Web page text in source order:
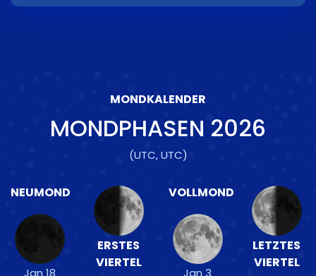
MONDKALENDER
MONDPHASEN 2026
(UTC, UTC)
NEUMOND
Jan 18
ERSTES
VIERTEL
VOLLMOND
Jan 3
LETZTES
VIERTEL